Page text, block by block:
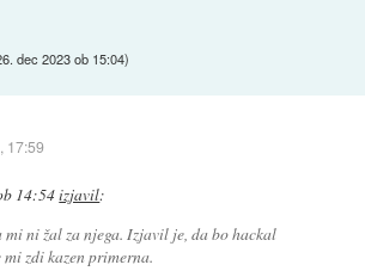
dec 2023 ob 15:04)
17:59
14:54izjavil:
mi ni žal za njega. Izjavil je, da bo hackal
zdi kazen primerna.